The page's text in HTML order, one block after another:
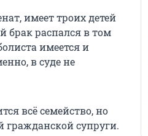
имеет троих детей
распался в том
имеется и
в суде не
всё семейство, но
гражданской супруги.